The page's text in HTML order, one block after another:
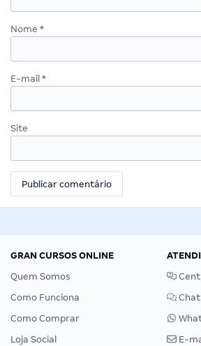
Nome *
E-mail *
Site
GRAN CURSOS ONLINE
Quem Somos
Como Funciona
Como Comprar
Loja Social
Chat
E-